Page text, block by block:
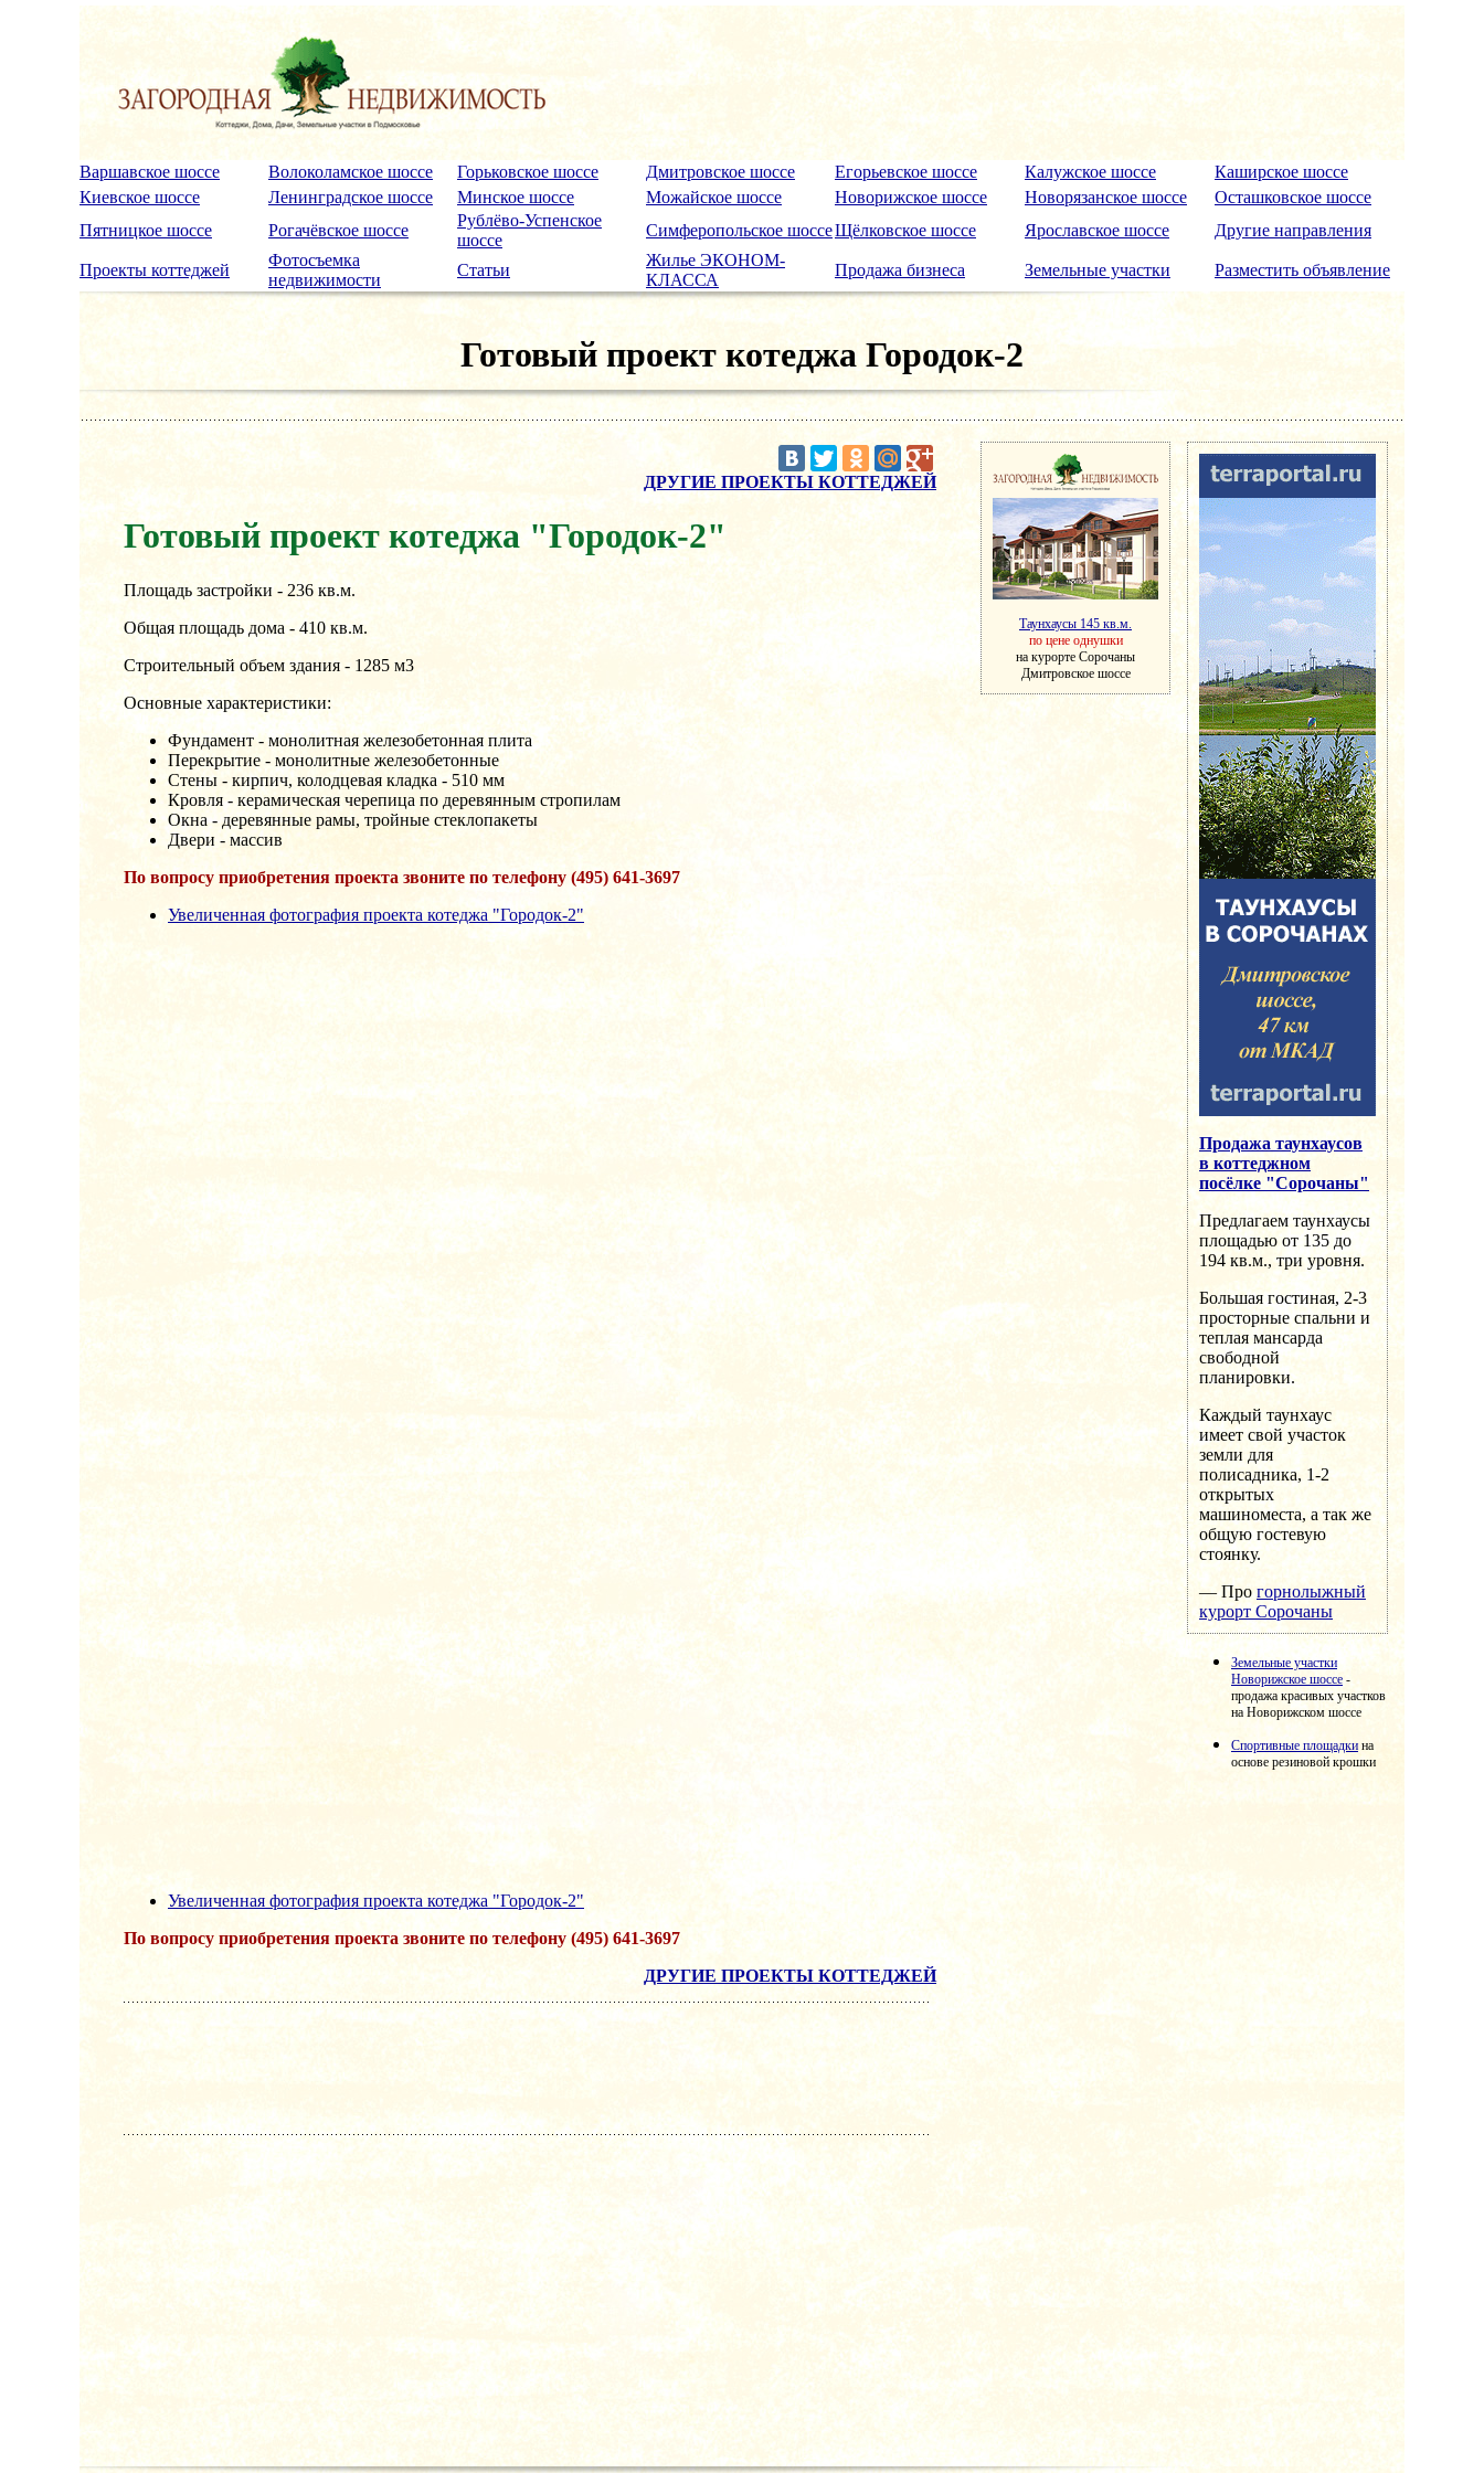
Варшавское шоссе Волоколамское шоссе Горьковское шоссе Дмитровское шоссе Егорьевское шоссе Калужское шоссе
Каширское шоссе
Киевское шоссе
Ленинградское шоссе Минское шоссе Можайское шоссе Новорижское шоссе Новорязанское шоссе
Осташковское шоссе
Пятницкое шоссе
Рогачёвское шоссе
Рублёво-Успенское
шоссе
Симферопольское шоссеЩёлковское шоссе Ярославское шоссе Другие направления
Проекты коттеджей
Фотосъемка
недвижимости
Статьи
Жилье ЭКОНОМ-
КЛАССА
Продажа бизнеса Земельные участки Разместить объявление
Готовый проект котеджа Городок-2
ДРУГИЕ ПРОЕКТЫ КОТТЕДЖЕЙ
Готовый проект котеджа "Городок-2"
Площадь застройки - 236 кв.м.
Общая площадь дома - 410 кв.м.
Строительный объем здания - 1285 м3
Основные характеристики:
Фундамент - монолитная железобетонная плита
Перекрытие - монолитные железобетонные
Стены - кирпич, колодцевая кладка - 510 мм
Кровля - керамическая черепица по деревянным стропилам
Окна - деревянные рамы, тройные стеклопакеты
Двери - массив
По вопросу приобретения проекта звоните по телефону (495) 641-3697
Увеличенная фотография проекта котеджа "Городок-2"
Увеличенная фотография проекта котеджа "Городок-2"
По вопросу приобретения проекта звоните по телефону (495) 641-3697
ДРУГИЕ ПРОЕКТЫ КОТТЕДЖЕЙ
Таунхаусы 145 кв.м.
по цене однушки
на курорте Сорочаны
Дмитровское шоссе
Продажа таунхаусов
в коттеджном
посёлке "Сорочаны"
Предлагаем таунхаусы
площадью от 135 до
194 кв.м., три уровня.
Большая гостиная, 2-3
просторные спальни и
теплая мансарда
свободной
планировки.
Каждый таунхаус
имеет свой участок
земли для
полисадника, 1-2
открытых
машиноместа, а так же
общую гостевую
стоянку.
— Про горнолыжный
курорт Сорочаны
Земельные участки
Новорижское шоссе -
продажа красивых участков
на Новорижском шоссе
Спортивные площадки на
основе резиновой крошки